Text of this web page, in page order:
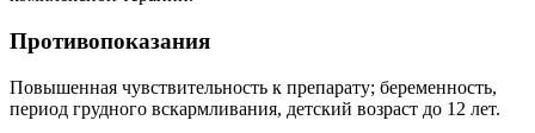
Противопоказания
Повышенная чувствительность к препарату; беременность,
период грудного вскармливания, детский возраст до 12 лет.